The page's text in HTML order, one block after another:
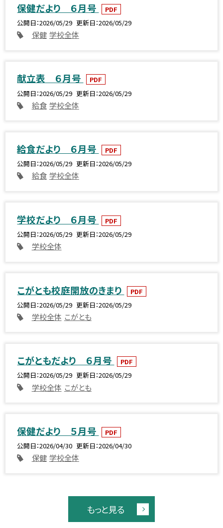
保健だより ６月号
PDF
公開日 2026/05/29 更新日 2026/05/29
保健 学校全体
献立表 ６月号
PDF
公開日 2026/05/29 更新日 2026/05/29
給食 学校全体
給食だより ６月号
PDF
公開日 2026/05/29 更新日 2026/05/29
給食 学校全体
学校だより ６月号
PDF
公開日 2026/05/29 更新日 2026/05/29
学校全体
こがとも校庭開放のきまり
PDF
公開日 2026/05/29 更新日 2026/05/29
学校全体 こがとも
こがともだより ６月号
PDF
公開日 2026/05/29 更新日 2026/05/29
学校全体 こがとも
保健だより ５月号
PDF
公開日 2026/04/30 更新日 2026/04/30
保健 学校全体
もっと見る